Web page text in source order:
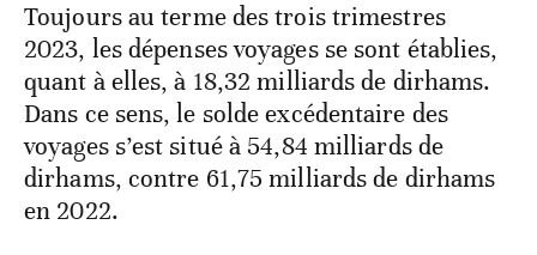
Toujours au terme des trois trimestres
2023, les dépenses voyages se sont établies,
quant à elles, à 18,32 milliards de dirhams.
Dans ce sens, le solde excédentaire des
voyages s’est situé à 54,84 milliards de
dirhams, contre 61,75 milliards de dirhams
en 2022.